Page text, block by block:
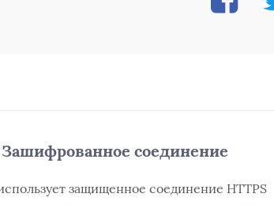
Зашифрованное соединение
защищенное соединение HTTPS